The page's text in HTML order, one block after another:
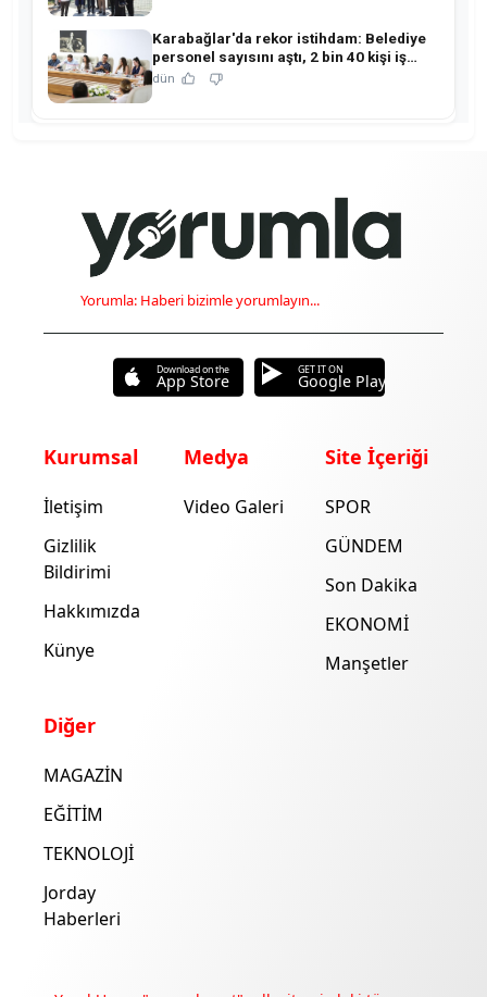
Karabağlar'da rekor istihdam: Belediye
personel sayısını aştı, 2 bin 40 kişi iş
sahibi oldu!
dün
Yorumla: Haberi bizimle yorumlayın...
Download on the
App Store
GET IT ON
Google Play
Kurumsal
İletişim
Gizlilik
Bildirimi
Hakkımızda
Künye
Medya
Video Galeri
Site İçeriği
SPOR
GÜNDEM
Son Dakika
EKONOMİ
Manşetler
Diğer
MAGAZİN
EĞİTİM
TEKNOLOJİ
Jorday
Haberleri